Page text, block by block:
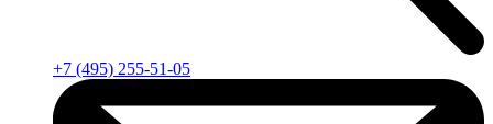
+7 (495) 255-51-05